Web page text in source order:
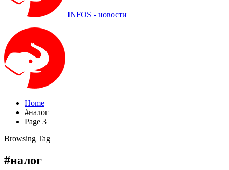
INFOS - новости
Home
#налог
Page 3
Browsing Tag
#налог